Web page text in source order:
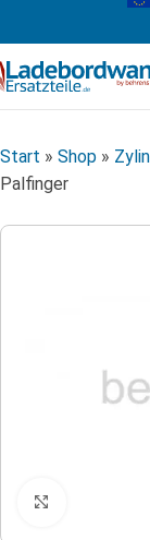
Start » Shop »
Palfinger
Klicken